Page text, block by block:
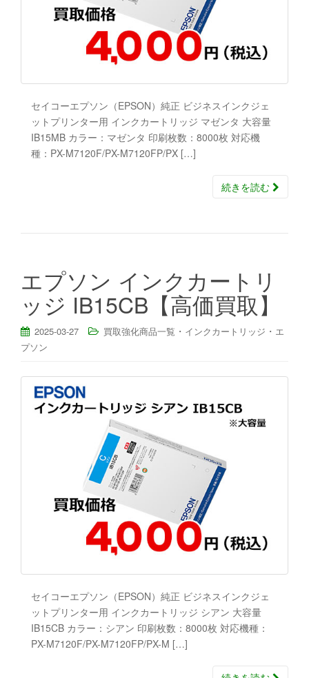
セイコーエプソン（EPSON）純正 ビジネスインクジェ
ットプリンター用 インクカートリッジ マゼンタ 大容量
IB15MB カラー：マゼンタ 印刷枚数：8000枚 対応機
種：PX-M7120F/PX-M7120FP/PX […]
続きを読む
エプソン インクカートリ
ッジ IB15CB【高価買取】
2025-03-27 買取強化商品一覧 ・ インクカートリッジ ・ エ
プソン
セイコーエプソン（EPSON）純正 ビジネスインクジェ
ットプリンター用 インクカートリッジ シアン 大容量
IB15CB カラー：シアン 印刷枚数：8000枚 対応機種：
PX-M7120F/PX-M7120FP/PX-M […]